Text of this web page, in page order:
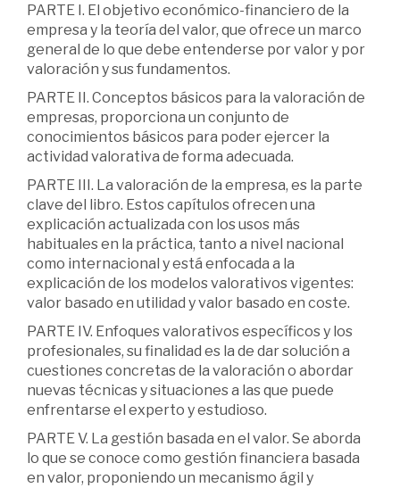
PARTE I. El objetivo económico-financiero de la
empresa y la teoría del valor, que ofrece un marco
general de lo que debe entenderse por valor y por
valoración y sus fundamentos.
PARTE II. Conceptos básicos para la valoración de
empresas, proporciona un conjunto de
conocimientos básicos para poder ejercer la
actividad valorativa de forma adecuada.
PARTE III. La valoración de la empresa, es la parte
clave del libro. Estos capítulos ofrecen una
explicación actualizada con los usos más
habituales en la práctica, tanto a nivel nacional
como internacional y está enfocada a la
explicación de los modelos valorativos vigentes:
valor basado en utilidad y valor basado en coste.
PARTE IV. Enfoques valorativos específicos y los
profesionales, su finalidad es la de dar solución a
cuestiones concretas de la valoración o abordar
nuevas técnicas y situaciones a las que puede
enfrentarse el experto y estudioso.
PARTE V. La gestión basada en el valor. Se aborda
lo que se conoce como gestión financiera basada
en valor, proponiendo un mecanismo ágil y